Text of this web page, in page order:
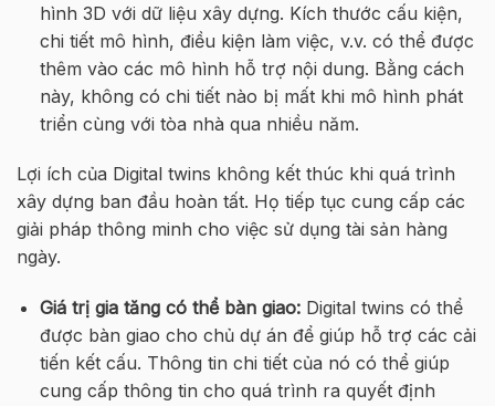
hình 3D với dữ liệu xây dựng. Kích thước cấu kiện,
chi tiết mô hình, điều kiện làm việc, v.v. có thể được
thêm vào các mô hình hỗ trợ nội dung. Bằng cách
này, không có chi tiết nào bị mất khi mô hình phát
triển cùng với tòa nhà qua nhiều năm.
Lợi ích của Digital twins không kết thúc khi quá trình
xây dựng ban đầu hoàn tất. Họ tiếp tục cung cấp các
giải pháp thông minh cho việc sử dụng tài sản hàng
ngày.
Giá trị gia tăng có thể bàn giao:Digital twins có thể
được bàn giao cho chủ dự án để giúp hỗ trợ các cải
tiến kết cấu. Thông tin chi tiết của nó có thể giúp
cung cấp thông tin cho quá trình ra quyết định